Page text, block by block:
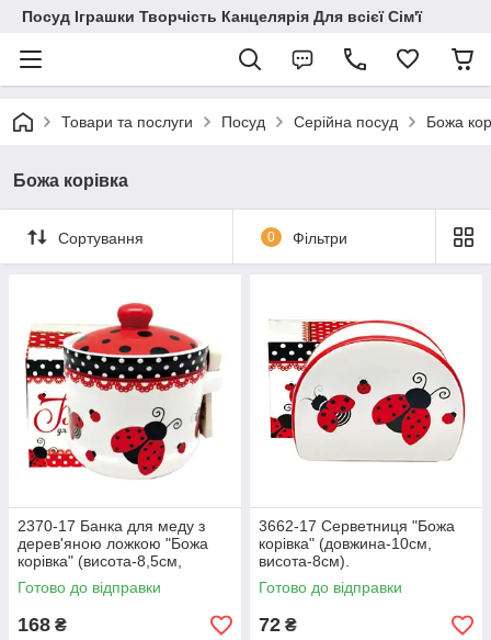
Посуд Іграшки Творчість Канцелярія Для всієї Сім'ї
Товари та послуги Посуд Серійна посуд Божа
Божа корівка
Сортування 0 Фільтри
2370-17 Банка для меду з
дерев'яною ложкою "Божа
корівка" (висота-8,5см,
діаметр-10см, об'єм-420мл).
Готово до відправки
168 ₴
3662-17 Серветниця "Божа
корівка" (довжина-10см,
висота-8см).
Готово до відправки
72 ₴